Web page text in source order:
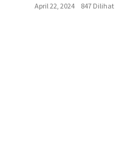
April 22, 2024
847 Dilihat